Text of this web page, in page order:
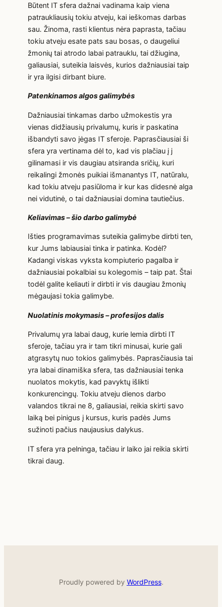
Būtent IT sfera dažnai vadinama kaip viena
patraukliausių tokiu atveju, kai ieškomas darbas
sau. Žinoma, rasti klientus nėra paprasta, tačiau
tokiu atveju esate pats sau bosas, o daugeliui
žmonių tai atrodo labai patrauklu, tai džiugina,
galiausiai, suteikia laisvės, kurios dažniausiai taip
ir yra ilgisi dirbant biure.
Patenkinamos algos galimybės
Dažniausiai tinkamas darbo užmokestis yra
vienas didžiausių privalumų, kuris ir paskatina
išbandyti savo jėgas IT sferoje. Paprasčiausiai ši
sfera yra vertinama dėl to, kad vis plačiau į j
gilinamasi ir vis daugiau atsiranda sričių, kuri
reikalingi žmonės puikiai išmanantys IT, natūralu,
kad tokiu atveju pasiūloma ir kur kas didesnė alga
nei vidutinė, o tai dažniausiai domina tautiečius.
Keliavimas – šio darbo galimybė
Išties programavimas suteikia galimybe dirbti ten,
kur Jums labiausiai tinka ir patinka. Kodėl?
Kadangi viskas vyksta kompiuterio pagalba ir
dažniausiai pokalbiai su kolegomis – taip pat. Štai
todėl galite keliauti ir dirbti ir vis daugiau žmonių
mėgaujasi tokia galimybe.
Nuolatinis mokymasis – profesijos dalis
Privalumų yra labai daug, kurie lemia dirbti IT
sferoje, tačiau yra ir tam tikri minusai, kurie gali
atgrasytų nuo tokios galimybės. Paprasčiausia tai
yra labai dinamiška sfera, tas dažniausiai tenka
nuolatos mokytis, kad pavyktų išlikti
konkurencingų. Tokiu atveju dienos darbo
valandos tikrai ne 8, galiausiai, reikia skirti savo
laiką bei pinigus į kursus, kuris padės Jums
sužinoti pačius naujausius dalykus.
IT sfera yra pelninga, tačiau ir laiko jai reikia skirti
tikrai daug.
Proudly powered by WordPress.